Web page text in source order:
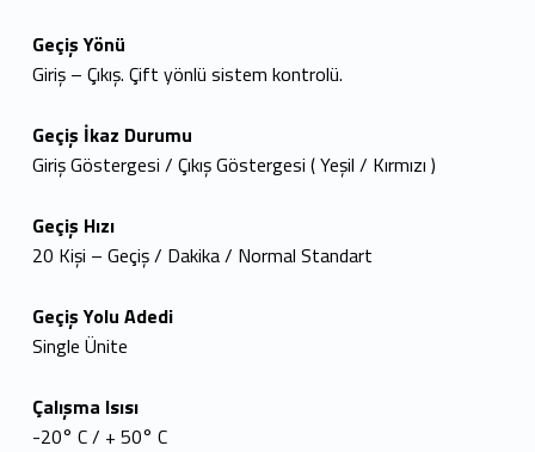
Geçiş Yönü
Giriş – Çıkış. Çift yönlü sistem kontrolü.
Geçiş İkaz Durumu
Giriş Göstergesi / Çıkış Göstergesi ( Yeşil / Kırmızı )
Geçiş Hızı
20 Kişi – Geçiş / Dakika / Normal Standart
Geçiş Yolu Adedi
Single Ünite
Çalışma Isısı
-20° C / + 50° C